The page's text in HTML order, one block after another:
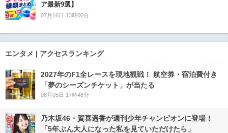
ア最新9選】
07月16日 13時00分
エンタメ | アクセスランキング
2027年のF1全レースを現地観戦！ 航空券・宿泊費付き
「夢のシーズンチケット」が当たる
08月05日 17時48分
乃木坂46・賀喜遥香が週刊少年チャンピオンに登場！
「5年ぶん大人になった私を見ていただけたら」